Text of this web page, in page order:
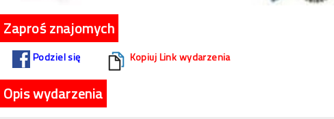
Zaproś znajomych
Podziel się Kopiuj Link wydarzenia
Opis wydarzenia